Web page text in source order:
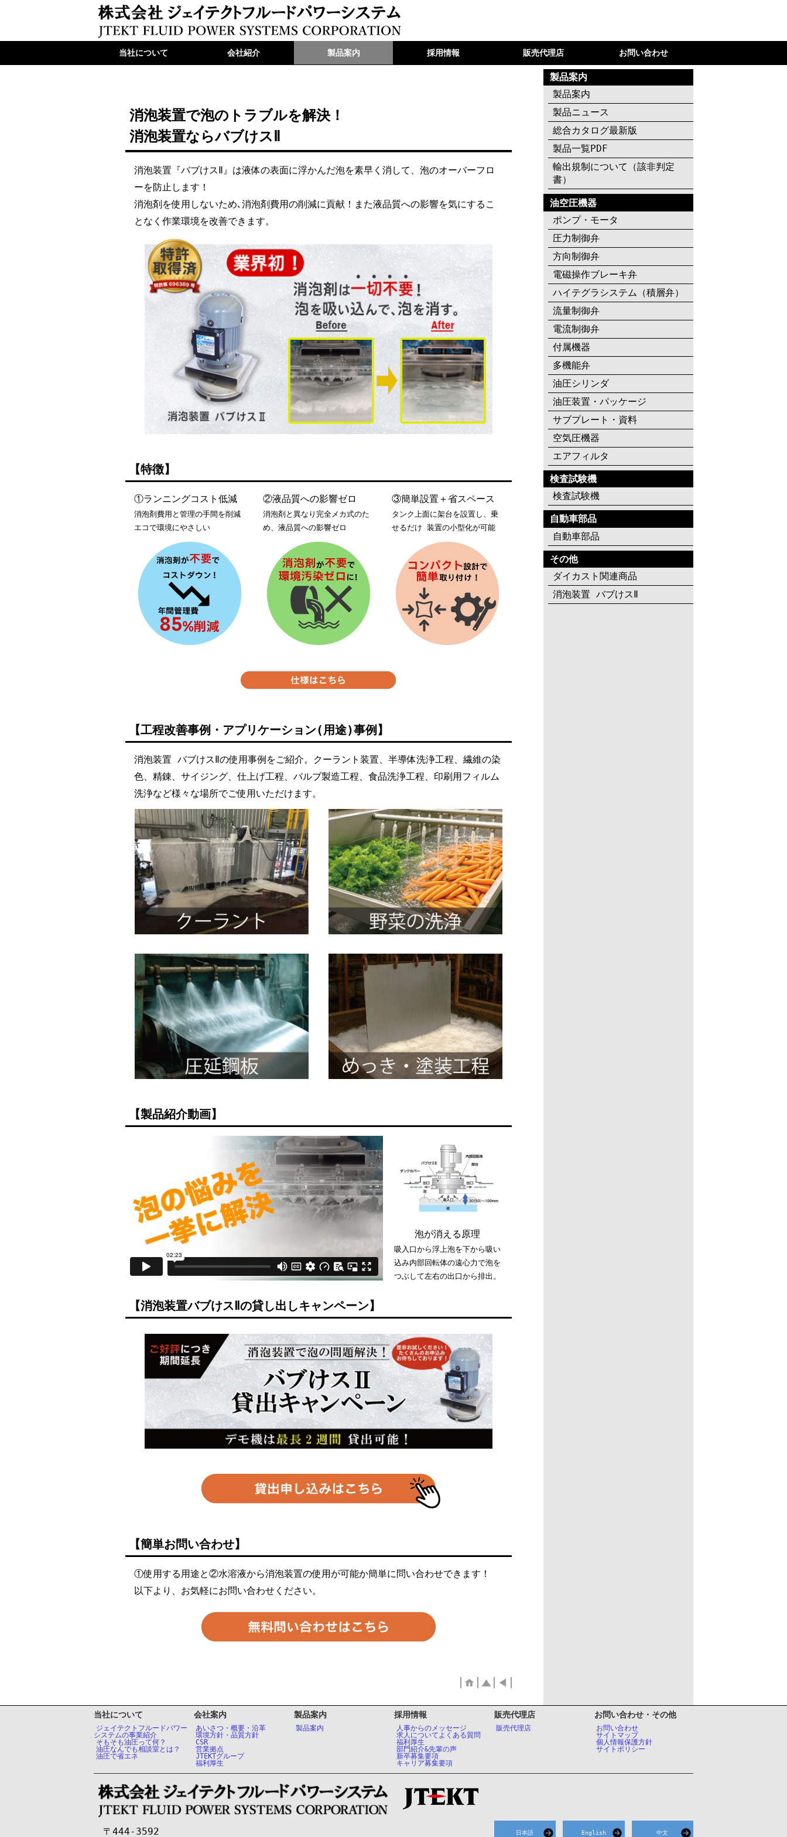
当社について 会社紹介 製品案内 採用情報 販売代理店 お問い合わせ
消泡装置で泡のトラブルを解決！
消泡装置ならバブけスⅡ
消泡装置『バブけスⅡ』は液体の表面に浮かんだ泡を素早く消して、泡のオーバーフロ
ーを防止します！
消泡剤を使用しないため､消泡剤費用の削減に貢献！また液品質への影響を気にするこ
となく作業環境を改善できます。
【特徴】
①ランニングコスト低減
消泡剤費用と管理の手間を削減
エコで環境にやさしい
②液品質への影響ゼロ
消泡剤と異なり完全メカ式のた
め、液品質への影響ゼロ
③簡単設置＋省スペース
タンク上面に架台を設置し、乗
せるだけ 装置の小型化が可能
【工程改善事例・アプリケーション(用途)事例】
消泡装置 バブけスⅡの使用事例をご紹介。クーラント装置、半導体洗浄工程、繊維の染
色、精錬、サイジング、仕上げ工程、バルブ製造工程、食品洗浄工程、印刷用フィルム
洗浄など様々な場所でご使用いただけます。
【製品紹介動画】
泡が消える原理
吸入口から浮上泡を下から吸い
込み内部回転体の遠心力で泡を
つぶして左右の出口から排出。
【消泡装置バブけスⅡの貸し出しキャンペーン】
【簡単お問い合わせ】
①使用する用途と②水溶液から消泡装置の使用が可能か簡単に問い合わせできます！
以下より、お気軽にお問い合わせください。
製品案内
製品案内
製品ニュース
総合カタログ最新版
製品一覧PDF
輸出規制について（該非判定
書）
油空圧機器
ポンプ・モータ
圧力制御弁
方向制御弁
電磁操作ブレーキ弁
ハイテグラシステム（積層弁）
流量制御弁
電流制御弁
付属機器
多機能弁
油圧シリンダ
油圧装置・パッケージ
サブプレート・資料
空気圧機器
エアフィルタ
検査試験機
検査試験機
自動車部品
自動車部品
その他
ダイカスト関連商品
消泡装置 バブけスⅡ
当社について
ジェイテクトフルードパワー
システムの事業紹介
そもそも油圧って何？
油圧なんでも相談室とは？
油圧で省エネ
会社案内
あいさつ・概要・沿革
環境方針・品質方針
CSR
営業拠点
JTEKTグループ
福利厚生
製品案内
製品案内
採用情報
人事からのメッセージ
求人についてよくある質問
福利厚生
部門紹介&先輩の声
新卒募集要項
キャリア募集要項
販売代理店
販売代理店
お問い合わせ・その他
お問い合わせ
サイトマップ
個人情報保護方針
サイトポリシー
〒444-3592 日本語 English 中文